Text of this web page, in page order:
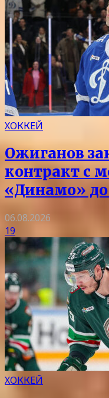
ХОККЕЙ
Ожиганов
контракт с
«Динамо» до
06.08.2026
19
ХОККЕЙ